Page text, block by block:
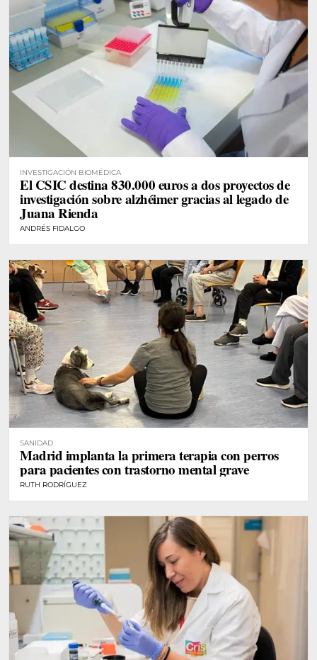
INVESTIGACIÓN BIOMÉDICA
El CSIC destina 830.000 euros a dos proyectos de
investigación sobre alzhéimer gracias al legado de
Juana Rienda
ANDRÉS FIDALGO
SANIDAD
Madrid implanta la primera terapia con perros
para pacientes con trastorno mental grave
RUTH RODRÍGUEZ